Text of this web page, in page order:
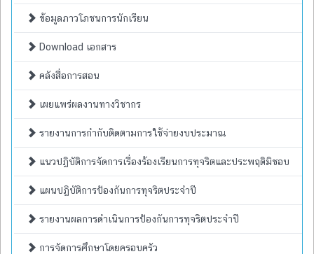
ข้อมูลภาวโภชนการนักเรียน
Download เอกสาร
คลังสื่อการสอน
เผยแพร่ผลงานทางวิชากร
รายงานการกำกับติดตามการใช้จ่ายงบประมาณ
แนวปฏิบัติการจัดการเรื่องร้องเรียนการทุจริตและประพฤติมิชอบ
แผนปฏิบัติการป้องกันการทุจริตประจำปี
รายงานผลการดำเนินการป้องกันการทุจริตประจำปี
การจัดการศึกษาโดยครอบครัว